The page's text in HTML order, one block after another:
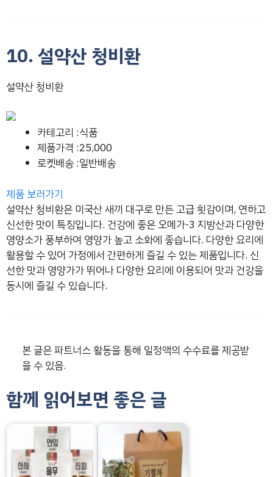
10. 설약산 청비환
설약산 청비환
카테고리 :식품
제품가격 :25,000
로켓배송 :일반배송
제품 보러가기
설약산 청비환은 미국산 새끼 대구로 만든 고급 횟감이며, 연하고
신선한 맛이 특징입니다. 건강에 좋은 오메가-3 지방산과 다양한
영양소가 풍부하여 영양가 높고 소화에 좋습니다. 다양한 요리에
활용할 수 있어 가정에서 간편하게 즐길 수 있는 제품입니다. 신
선한 맛과 영양가가 뛰어나 다양한 요리에 이용되어 맛과 건강을
동시에 즐길 수 있습니다.
본 글은 파트너스 활동을 통해 일정액의 수수료를 제공받
을 수 있음.
함께 읽어보면 좋은 글